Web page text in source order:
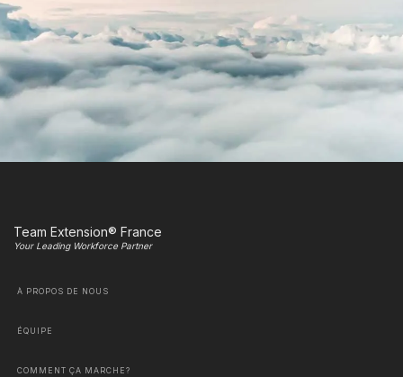
Team Extension® France
Your Leading Workforce Partner
À PROPOS DE NOUS
ÉQUIPE
COMMENT ÇA MARCHE?